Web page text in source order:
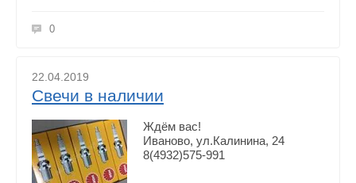
0
22.04.2019
Свечи в наличии
Ждём вас!
Иваново, ул.Калинина, 24
8(4932)575-991